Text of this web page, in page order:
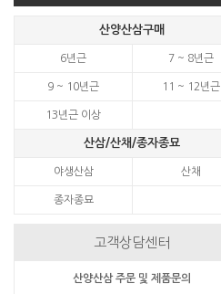
산양산삼구매
6년근 7 ~ 8년근
9 ~ 10년근 11 ~ 12년근
13년근 이상
산삼/산채/종자종묘
야생산삼 산채
종자종묘
고객상담센터
산양산삼 주문 및 제품문의